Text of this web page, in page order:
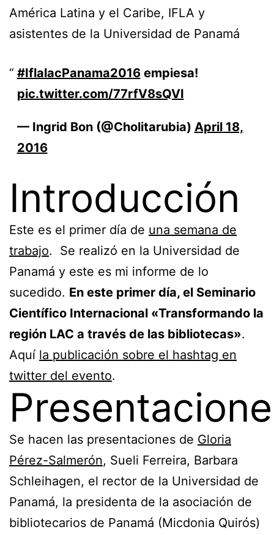
América Latina y el Caribe, IFLA y
asistentes de la Universidad de Panamá
#IflalacPanama2016empiesa!
pic.twitter.com/77rfV8sQVI
— Ingrid Bon (@Cholitarubia) April 18,
2016
Introducción
Este es el primer día de una semana de
trabajo. Se realizó en la Universidad de
Panamá y este es mi informe de lo
sucedido. En este primer día, el Seminario
Científico Internacional «Transformando la
región LAC a través de las bibliotecas».
Aquí la publicación sobre el hashtag en
twitter del evento.
Se hacen las presentaciones de Gloria
Pérez-Salmerón, Sueli Ferreira, Barbara
Schleihagen, el rector de la Universidad de
Panamá, la presidenta de la asociación de
bibliotecarios de Panamá (Micdonia Quirós)